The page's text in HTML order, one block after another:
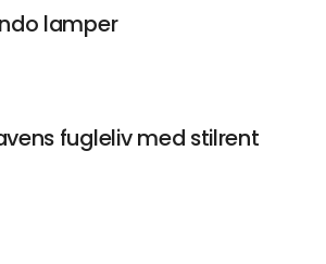
lamper
fugleliv med stilrent